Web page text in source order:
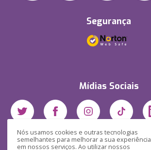
Nós usamos cookies e outras tecnologias
semelhantes para melhorar a sua experiência
em nossos serviços. Ao utilizar nossos
Segurança
Mídias Sociais